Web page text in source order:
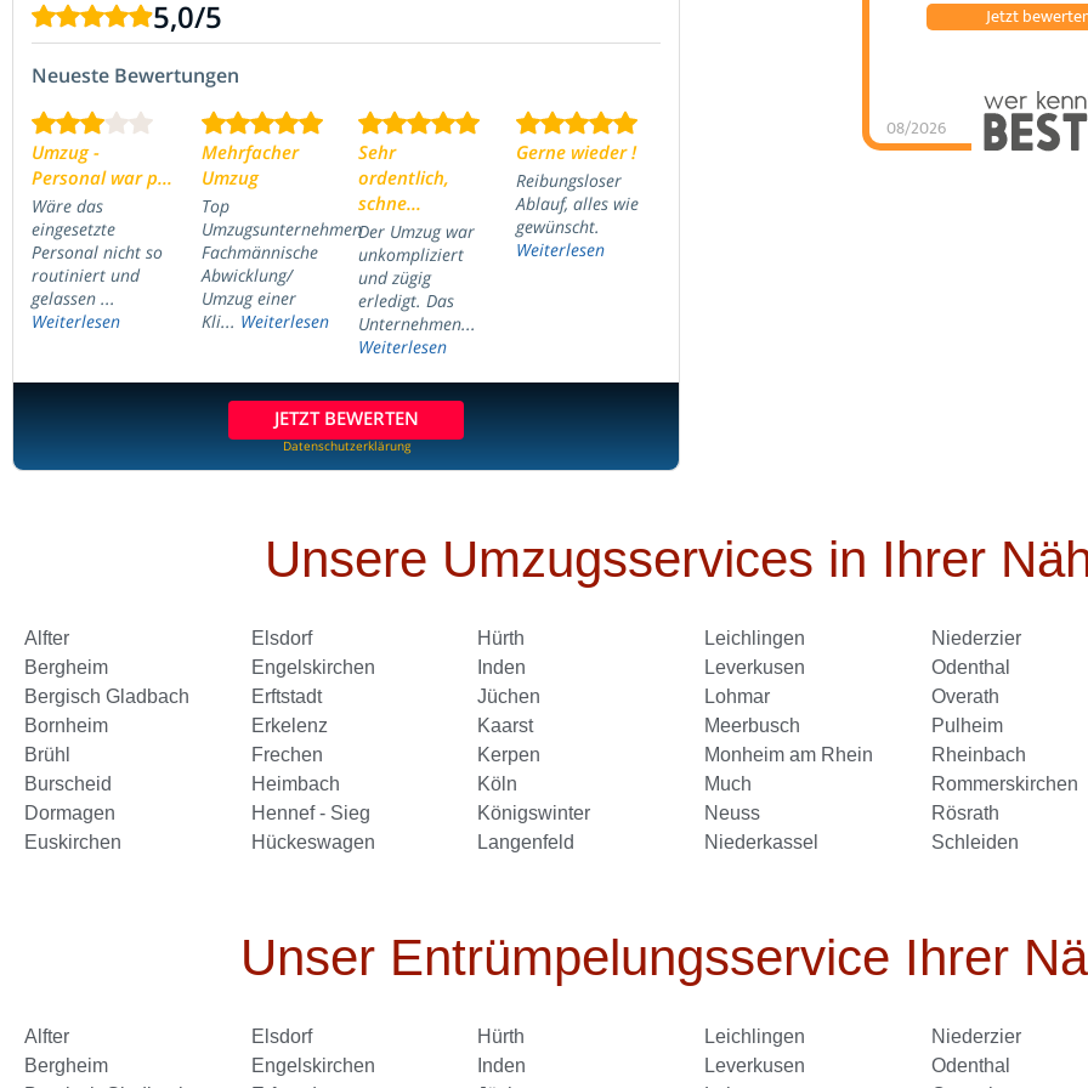
5,0/5
Neueste Bewertungen
Umzug -
Personal war p...
Wäre das
eingesetzte
Personal nicht so
routiniert und
gelassen ...
Weiterlesen
Mehrfacher
Umzug
Top
Umzugsunternehmen
Fachmännische
Abwicklung/
Umzug einer
Kli... Weiterlesen
Sehr
ordentlich,
schne...
Der Umzug war
unkompliziert
und zügig
erledigt. Das
Unternehmen...
Weiterlesen
Gerne wieder !
Reibungsloser
Ablauf, alles wie
gewünscht.
Weiterlesen
JETZT BEWERTEN
Datenschutzerklärung
08/2026
Jetzt
Unsere Umzugsservices in Ihrer
Alfter
Bergheim
Bergisch Gladbach
Bornheim
Brühl
Burscheid
Dormagen
Euskirchen
Elsdorf
Engelskirchen
Erftstadt
Erkelenz
Frechen
Heimbach
Hennef - Sieg
Hückeswagen
Hürth
Inden
Jüchen
Kaarst
Kerpen
Köln
Königswinter
Langenfeld
Leichlingen
Leverkusen
Lohmar
Meerbusch
Monheim am Rhein
Much
Neuss
Niederkassel
Niederzier
Odenthal
Overath
Pulheim
Rheinbach
Rommerskirchen
Rösrath
Schleiden
Unser Entrümpelungsservice Ihrer
Alfter
Bergheim
Elsdorf
Engelskirchen
Hürth
Inden
Leichlingen
Leverkusen
Niederzier
Odenthal